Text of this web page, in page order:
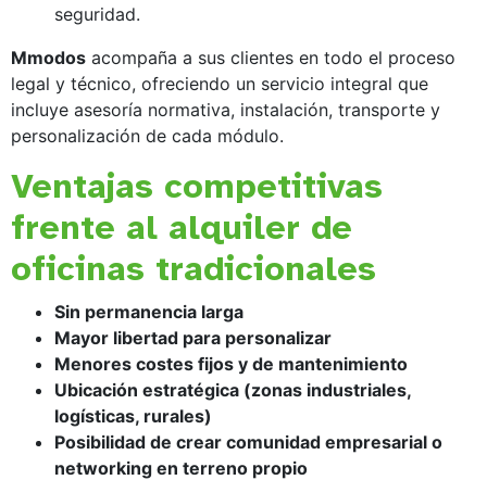
seguridad.
Mmodos acompaña a sus clientes en todo el proceso
legal y técnico, ofreciendo un servicio integral que
incluye asesoría normativa, instalación, transporte y
personalización de cada módulo.
Ventajas competitivas
frente al alquiler de
oficinas tradicionales
Sin permanencia larga
Mayor libertad para personalizar
Menores costes fijos y de mantenimiento
Ubicación estratégica (zonas industriales,
logísticas, rurales)
Posibilidad de crear comunidad empresarial o
networking en terreno propio